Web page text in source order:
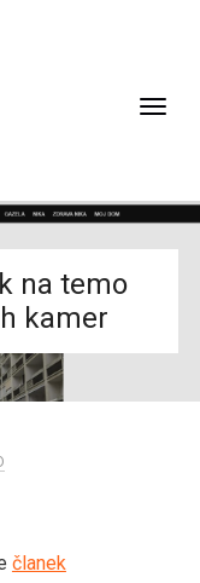
na temo
kamer
članek